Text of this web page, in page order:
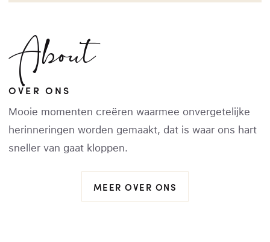
About
OVER ONS
Mooie momenten creëren waarmee onvergetelijke
herinneringen worden gemaakt, dat is waar ons hart
sneller van gaat kloppen.
MEER OVER ONS